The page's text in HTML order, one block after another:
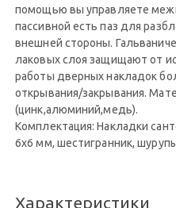
помощью вы управляете
пассивной есть паз для
внешней стороны.
лаковых слоя защищают от
работы дверных накладок
открывания/закрывания.
(цинк,алюминий,медь).
Комплектация: Накладки
6x6 мм, шестигранник,
Характеристики